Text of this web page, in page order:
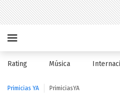
Rating Música
Primicias YA PrimiciasYA